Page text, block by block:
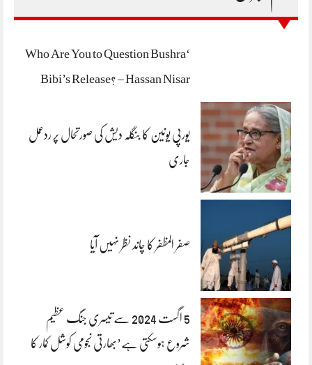
‘Who Are You to Question Bushra
Bibi’s Release? – Hassan Nisar
یورپی یونین کا بنگلہ دیش کی صورتحال پر ردعمل
جاری
صفر المظفر کا چاند نظر نہیں آیا
5 اگست 2024 سے تیسری جنگ عظیم
شروع ہوسکتی ہے’بھارتی نجومی کوشل کمار کا